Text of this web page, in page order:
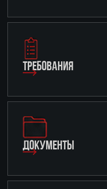
ТРЕБОВАНИЯ
ДОКУМЕНТЫ